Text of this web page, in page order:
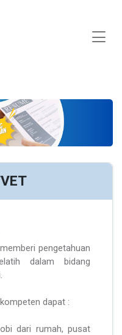
pengetahuan
dalam bidang
dapat :
dari rumah, pusat